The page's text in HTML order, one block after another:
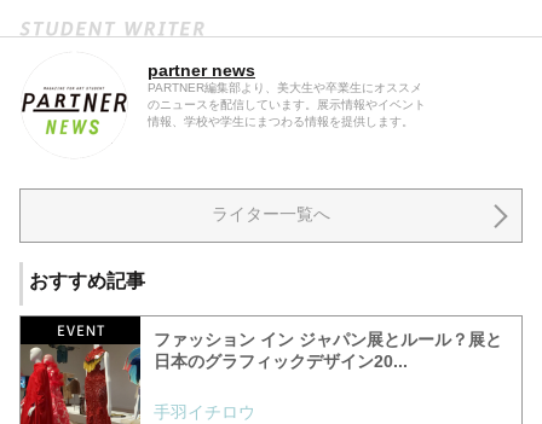
partner news
PARTNER編集部より、美大生や卒業生にオススメ
のニュースを配信しています。展示情報やイベント
情報、学校や学生にまつわる情報を提供します。
ライター一覧へ
おすすめ記事
ファッション イン ジャパン展とルール？展と
日本のグラフィックデザイン20...
手羽イチロウ